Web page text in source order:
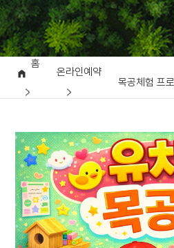
홈
온라인예약
목공체험 프